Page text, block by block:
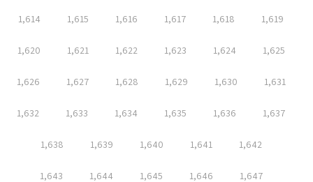
1,614 1,615 1,616 1,617 1,618 1,619
1,620 1,621 1,622 1,623 1,624 1,625
1,626 1,627 1,628 1,629 1,630 1,631
1,632 1,633 1,634 1,635 1,636 1,637
1,638 1,639 1,640 1,641 1,642
1,643 1,644 1,645 1,646 1,647